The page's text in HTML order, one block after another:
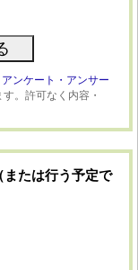
アンケート・アンサー
。許可なく内容・
たは行う予定で